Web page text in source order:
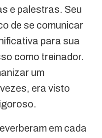
e palestras. Seu
de se comunicar
para sua
como treinador.
um
era visto
em cada